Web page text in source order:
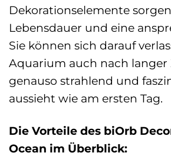
Dekorationselemente
Lebensdauer und eine
Sie können sich darauf
Aquarium auch nach langer
genauso strahlend und
aussieht wie am ersten Tag.
Die Vorteile des biOrb
Ocean im Überblick: